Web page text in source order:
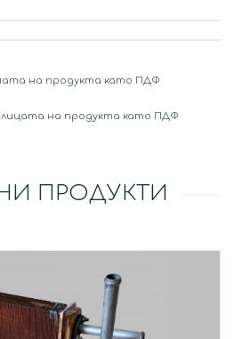
на продукта като ПДФ
на продукта като ПДФ
ПРОДУКТИ